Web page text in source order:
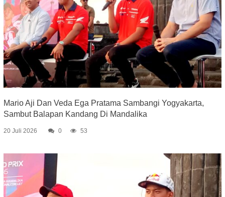
Mario Aji Dan Veda Ega Pratama Sambangi Yogyakarta,
Sambut Balapan Kandang Di Mandalika
20 Juli 2026 0 53